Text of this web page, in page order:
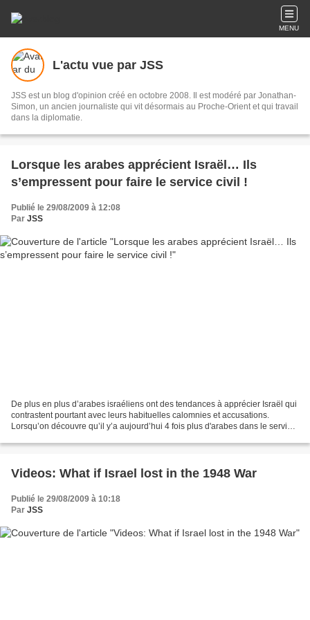
MENU
L'actu vue par JSS
JSS est un blog d'opinion créé en octobre 2008. Il est modéré par Jonathan-
Simon, un ancien journaliste qui vit désormais au Proche-Orient et qui travail
dans la diplomatie.
Lorsque les arabes apprécient Israël… Ils
s’empressent pour faire le service civil !
Publié le 29/08/2009 à 12:08
Par JSS
De plus en plus d’arabes israéliens ont des tendances à apprécier Israël qui
contrastent pourtant avec leurs habituelles calomnies et accusations.
Lorsqu’on découvre qu’il y’a aujourd’hui 4 fois plus d'arabes dans le service
Videos: What if Israel lost in the 1948 War
Publié le 29/08/2009 à 10:18
Par JSS